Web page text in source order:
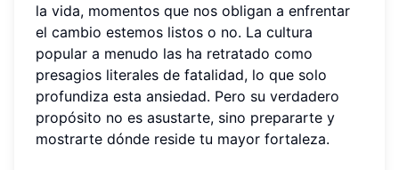
la vida, momentos que nos obligan a enfrentar
el cambio estemos listos o no. La cultura
popular a menudo las ha retratado como
presagios literales de fatalidad, lo que solo
profundiza esta ansiedad. Pero su verdadero
propósito no es asustarte, sino prepararte y
mostrarte dónde reside tu mayor fortaleza.